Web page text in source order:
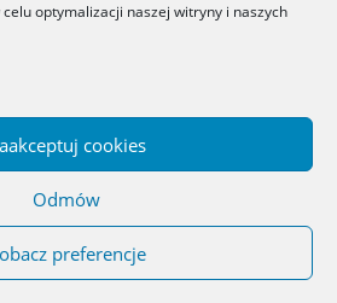
optymalizacji naszej witryny i naszych
cookies
Odmów
preferencje
o książkach dla dzieci i młodzieży –
. All rights reserved.
ThemeGrill. Powered by